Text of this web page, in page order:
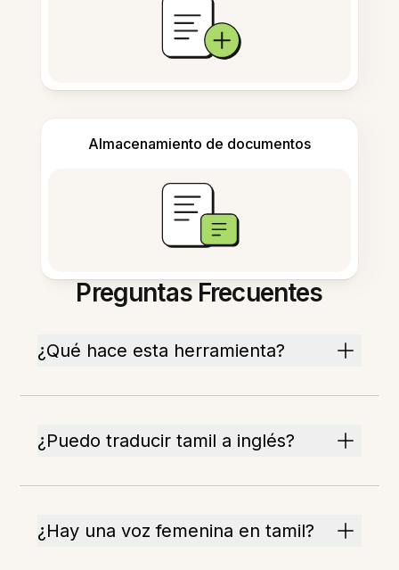
Almacenamiento de documentos
Preguntas Frecuentes
¿Qué hace esta herramienta?
¿Puedo traducir tamil a inglés?
¿Hay una voz femenina en tamil?